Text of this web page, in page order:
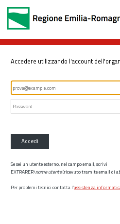
Accedere utilizzando l'account
Accedi
Se sei un utente esterno, nel campo email, scrivi
EXTRARER\nome utente(ricevuto tramite email di
Per problemi tecnici contatta l’assistenza